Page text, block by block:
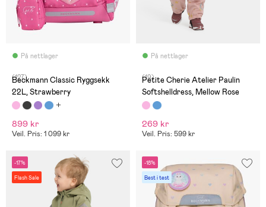
På nettlager
(127)
Beckmann Classic Ryggsekk
22L, Strawberry
899 kr
Veil. Pris: 1 099 kr
På nettlager
(19)
Petite Cherie Atelier Paulin
Softshelldress, Mellow Rose
269 kr
Veil. Pris: 599 kr
-17%
Flash Sale
-18%
Best i test